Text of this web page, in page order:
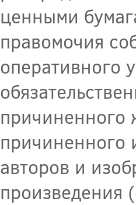
ценными
правомочия
оперативного
причиненного
причиненного
авторов и
произведения